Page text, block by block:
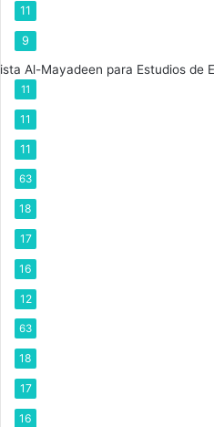
11
9
11
11
11
63
18
17
16
12
63
18
17
16